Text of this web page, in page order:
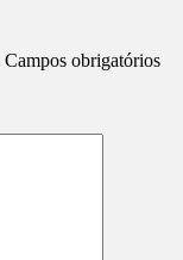
Campos obrigatórios